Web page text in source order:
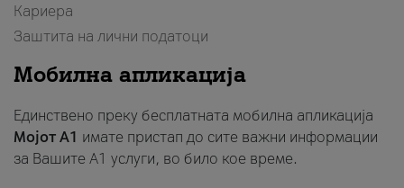
Кариера
Заштита на лични податоци
Мобилна апликација
Единствено преку бесплатната мобилна апликација
Мојот A1 имате пристап до сите важни информации
за Вашите A1 услуги, во било кое време.